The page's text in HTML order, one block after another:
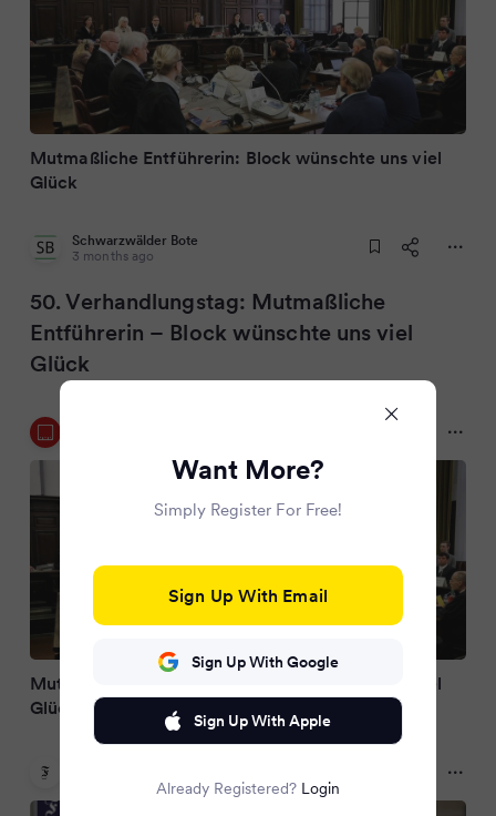
Mutmaßliche Entführerin: Block wünschte uns viel
Glück
Schwarzwälder Bote
3 months ago
50. Verhandlungstag: Mutmaßliche
Entführerin – Block wünschte uns viel
Glück
Mutmaßliche Entführerin: Block wünschte uns viel
Glück
Want More?
Simply Register For Free!
Sign Up With Email
Sign Up With Google
Sign Up With Apple
Already Registered? Login